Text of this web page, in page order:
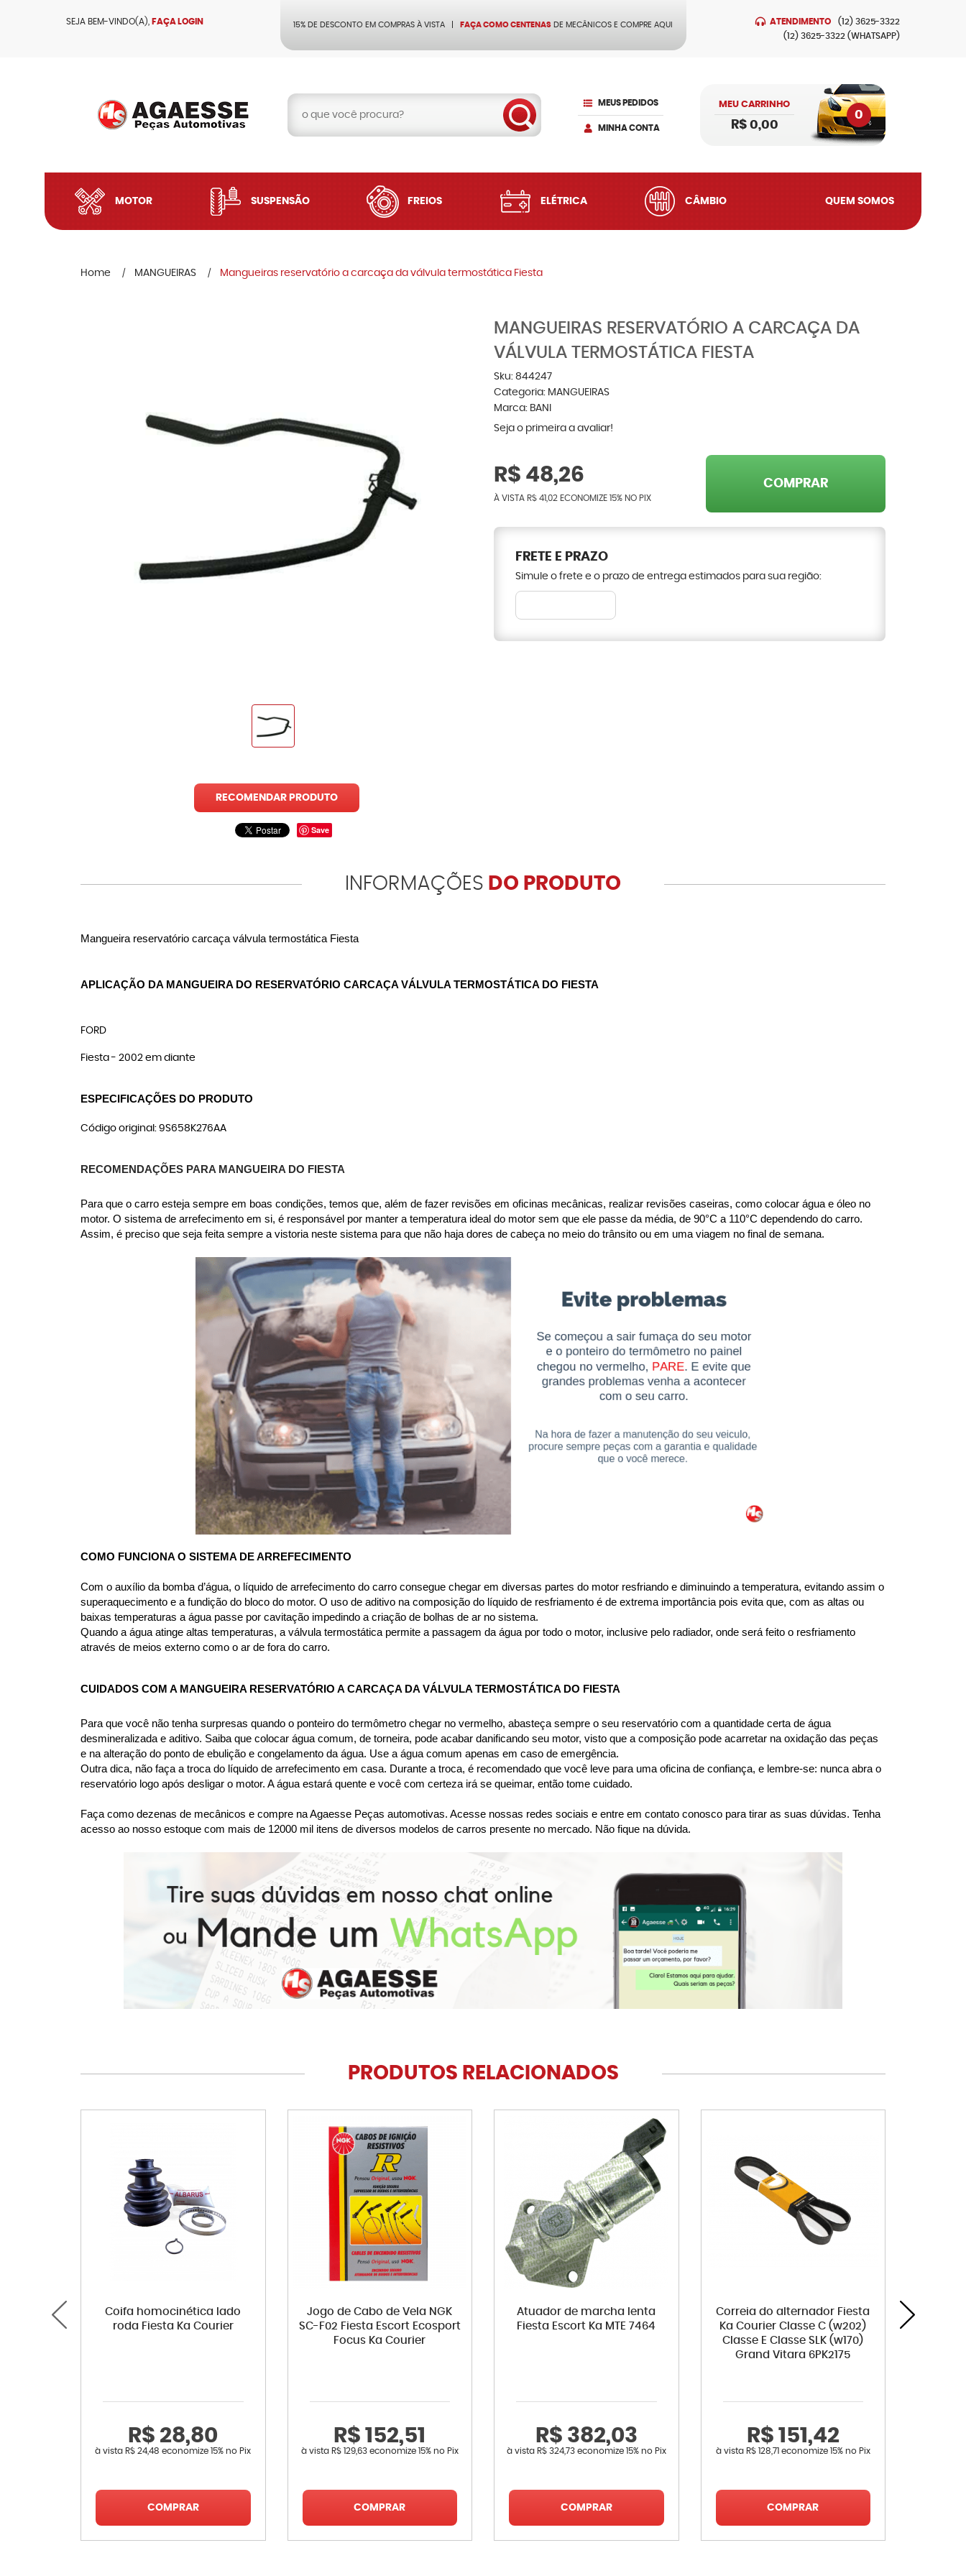
SEJA BEM-VINDO(A), FAÇA LOGIN 15% DE DESCONTO EM COMPRAS À VISTA FAÇA COMO CENTENAS DE MECÂNICOS E COMPRE AQUI ATENDIMENTO (12) 3625-3322
(12) 3625-3322 (WHATSAPP)
MEUS PEDIDOS
MINHA CONTA
MEU CARRINHO
0
R$ 0,00
MOTOR SUSPENSÃO FREIOS ELÉTRICA CÂMBIO QUEM SOMOS
Home MANGUEIRAS Mangueiras reservatório a carcaça da válvula termostática Fiesta
RECOMENDAR PRODUTO
Save
MANGUEIRAS RESERVATÓRIO A CARCAÇA DA
VÁLVULA TERMOSTÁTICA FIESTA
Sku: 844247
Categoria: MANGUEIRAS
Marca: BANI
Seja o primeira a avaliar!
R$ 48,26
À VISTA R$ 41,02 ECONOMIZE 15% NO PIX
COMPRAR
FRETE E PRAZO
Simule o frete e o prazo de entrega estimados para sua região:
INFORMAÇÕES DO PRODUTO
Mangueira reservatório carcaça válvula termostática Fiesta
APLICAÇÃO DA MANGUEIRA DO RESERVATÓRIO CARCAÇA VÁLVULA TERMOSTÁTICA DO FIESTA
FORD
Fiesta - 2002 em diante
ESPECIFICAÇÕES DO PRODUTO
Código original: 9S658K276AA
RECOMENDAÇÕES PARA MANGUEIRA DO FIESTA
Para que o carro esteja sempre em boas condições, temos que, além de fazer revisões em oficinas mecânicas, realizar revisões caseiras, como colocar água e óleo no
motor. O sistema de arrefecimento em si, é responsável por manter a temperatura ideal do motor sem que ele passe da média, de 90°C a 110°C dependendo do carro.
Assim, é preciso que seja feita sempre a vistoria neste sistema para que não haja dores de cabeça no meio do trânsito ou em uma viagem no final de semana.
COMO FUNCIONA O SISTEMA DE ARREFECIMENTO
Com o auxílio da bomba d’água, o líquido de arrefecimento do carro consegue chegar em diversas partes do motor resfriando e diminuindo a temperatura, evitando assim o
superaquecimento e a fundição do bloco do motor. O uso de aditivo na composição do líquido de resfriamento é de extrema importância pois evita que, com as altas ou
baixas temperaturas a água passe por cavitação impedindo a criação de bolhas de ar no sistema.
Quando a água atinge altas temperaturas, a válvula termostática permite a passagem da água por todo o motor, inclusive pelo radiador, onde será feito o resfriamento
através de meios externo como o ar de fora do carro.
CUIDADOS COM A MANGUEIRA RESERVATÓRIO A CARCAÇA DA VÁLVULA TERMOSTÁTICA DO FIESTA
Para que você não tenha surpresas quando o ponteiro do termômetro chegar no vermelho, abasteça sempre o seu reservatório com a quantidade certa de água
desmineralizada e aditivo. Saiba que colocar água comum, de torneira, pode acabar danificando seu motor, visto que a composição pode acarretar na oxidação das peças
e na alteração do ponto de ebulição e congelamento da água. Use a água comum apenas em caso de emergência.
Outra dica, não faça a troca do líquido de arrefecimento em casa. Durante a troca, é recomendado que você leve para uma oficina de confiança, e lembre-se: nunca abra o
reservatório logo após desligar o motor. A água estará quente e você com certeza irá se queimar, então tome cuidado.
Faça como dezenas de mecânicos e compre na Agaesse Peças automotivas. Acesse nossas redes sociais e entre em contato conosco para tirar as suas dúvidas. Tenha
acesso ao nosso estoque com mais de 12000 mil itens de diversos modelos de carros presente no mercado. Não fique na dúvida.
PRODUTOS RELACIONADOS
Coifa homocinética lado
roda Fiesta Ka Courier
R$ 28,80
à vista R$ 24,48 economize15% no Pix
COMPRAR
Jogo de Cabo de Vela NGK
SC-F02 Fiesta Escort Ecosport
Focus Ka Courier
R$ 152,51
à vista R$ 129,63economize 15% no Pix
COMPRAR
Atuador de marcha lenta
Fiesta Escort Ka MTE 7464
R$ 382,03
à vista R$ 324,73economize 15% no Pix
COMPRAR
Correia do alternador Fiesta
Ka Courier Classe C (w202)
Classe E Classe SLK (w170)
Grand Vitara 6PK2175
R$ 151,42
à vista R$ 128,71 economize 15% no Pix
COMPRAR